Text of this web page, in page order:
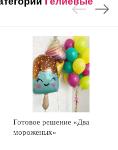
Готовое решение «Два
мороженых»